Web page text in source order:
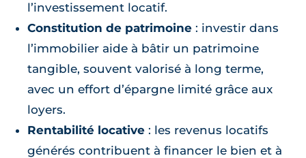
l’investissement locatif.
Constitution de patrimoine : investir dans
l’immobilier aide à bâtir un patrimoine
tangible, souvent valorisé à long terme,
avec un effort d’épargne limité grâce aux
loyers.
Rentabilité locative : les revenus locatifs
générés contribuent à financer le bien et à